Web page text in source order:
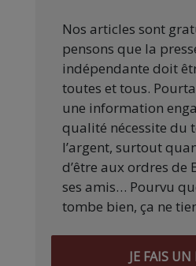
Nos articles sont
pensons que la
indépendante doit
toutes et tous.
une information
qualité nécessite du
l’argent, surtout
d’être aux ordres de
ses amis… Pourvu
tombe bien, ça ne
JE FAIS